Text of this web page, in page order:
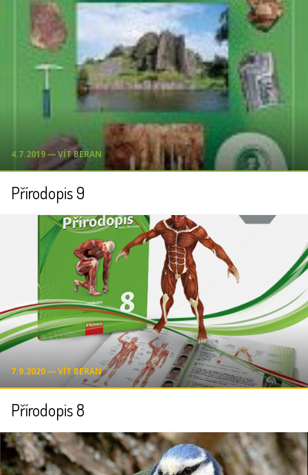
4.7.2019 ― VÍT BERAN
Přírodopis 9
7.9.2020 ― VÍT BERAN
Přírodopis 8